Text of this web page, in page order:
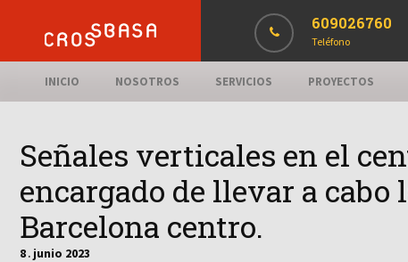
609026760
Teléfono
INICIO NOSOTROS SERVICIOS PROYECTOS
Señales verticales en el
encargado de llevar a
Barcelona centro.
8 . junio 2023